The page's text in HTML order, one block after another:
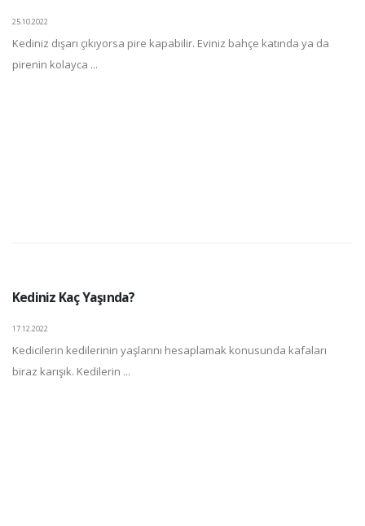
25.10.2022
Kediniz dışarı çıkıyorsa pire kapabilir. Eviniz bahçe katında ya da
pirenin kolayca ...
Kediniz Kaç Yaşında?
17.12.2022
Kedicilerin kedilerinin yaşlarını hesaplamak konusunda kafaları
biraz karışık. Kedilerin ...